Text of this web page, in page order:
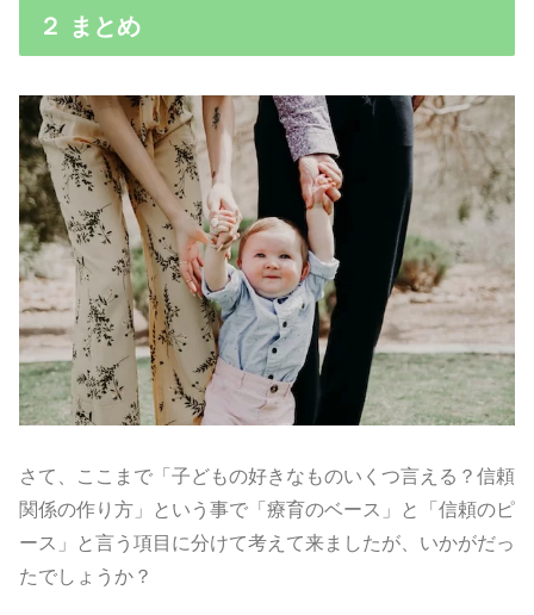
２ まとめ
さて、ここまで「子どもの好きなものいくつ言える？信頼
関係の作り方」という事で「療育のベース」と「信頼のピ
ース」と言う項目に分けて考えて来ましたが、いかがだっ
たでしょうか？